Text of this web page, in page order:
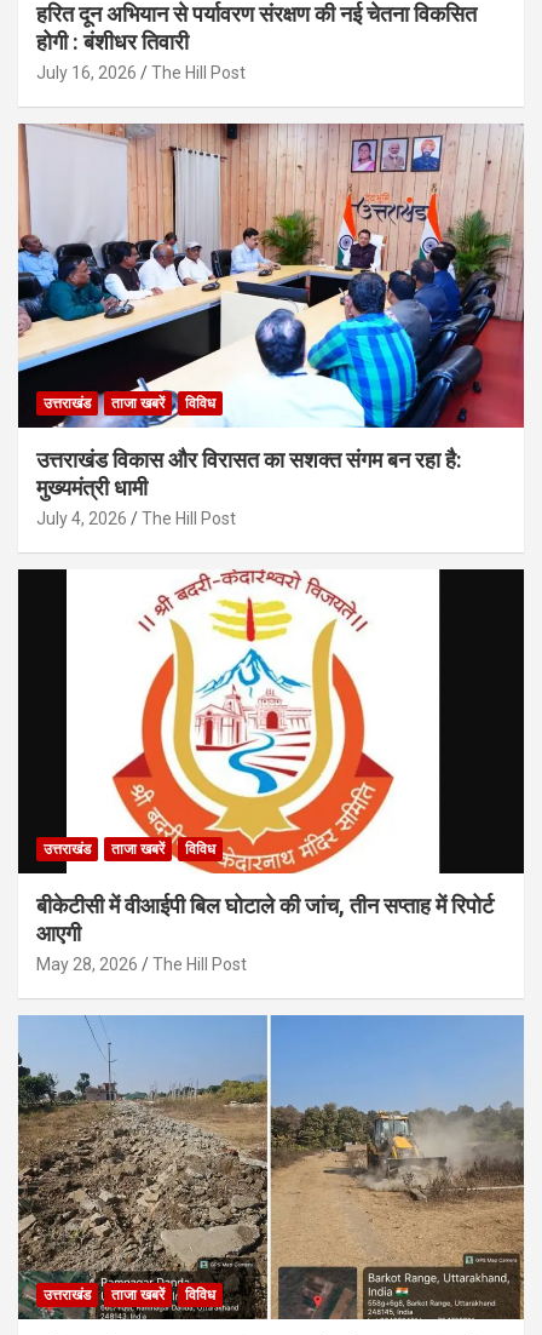
हरित दून अभियान से पर्यावरण संरक्षण की नई चेतना विकसित
होगी : बंशीधर तिवारी
July 16, 2026 The Hill Post
उत्तराखंड ताजा खबरें विविध
उत्तराखंड विकास और विरासत का सशक्त संगम बन रहा है:
मुख्यमंत्री धामी
July 4, 2026 The Hill Post
उत्तराखंड ताजा खबरें विविध
बीकेटीसी में वीआईपी बिल घोटाले की जांच, तीन सप्ताह में रिपोर्ट
आएगी
May 28, 2026 The Hill Post
उत्तराखंड ताजा खबरें विविध